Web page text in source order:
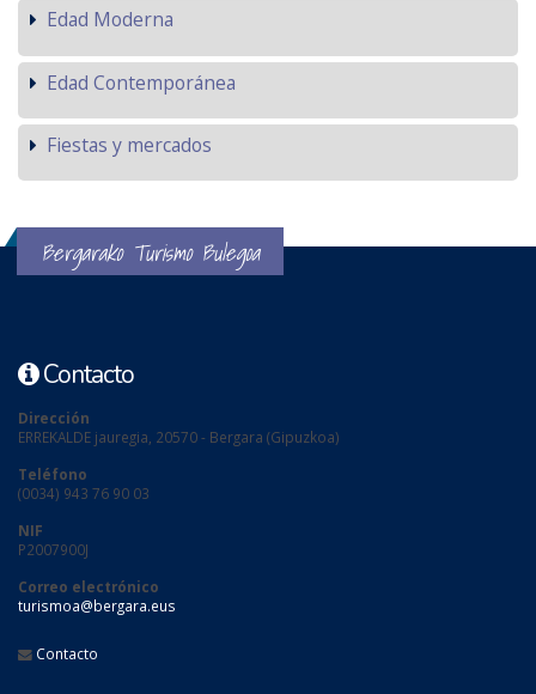
Edad Moderna
Edad Contemporánea
Fiestas y mercados
Bergarako Turismo Bulegoa
Contacto
Dirección
ERREKALDE jauregia, 20570 - Bergara (Gipuzkoa)
Teléfono
(0034) 943 76 90 03
NIF
P2007900J
Correo electrónico
turismoa@bergara.eus
Contacto